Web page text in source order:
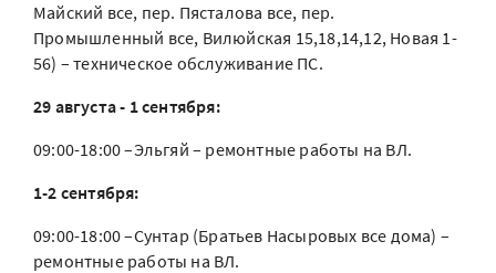
Майский все, пер. Пясталова все, пер.
Промышленный все, Вилюйская 15,18,14,12, Новая 1-
56) – техническое обслуживание ПС.
29 августа - 1 сентября:
09:00-18:00 –Эльгяй – ремонтные работы на ВЛ.
1-2 сентября:
09:00-18:00 –Сунтар (Братьев Насыровых все дома) –
ремонтные работы на ВЛ.